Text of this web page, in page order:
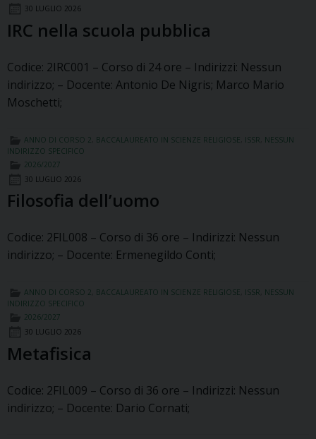
30 LUGLIO 2026
IRC nella scuola pubblica
Codice: 2IRC001 – Corso di 24 ore – Indirizzi: Nessun
indirizzo; – Docente: Antonio De Nigris; Marco Mario
Moschetti;
ANNO DI CORSO 2 BACCALAUREATO IN SCIENZE RELIGIOSE ISSR NESSUN
INDIRIZZO SPECIFICO
2026/2027
30 LUGLIO 2026
Filosofia dell’uomo
Codice: 2FIL008 – Corso di 36 ore – Indirizzi: Nessun
indirizzo; – Docente: Ermenegildo Conti;
ANNO DI CORSO 2 BACCALAUREATO IN SCIENZE RELIGIOSE ISSR NESSUN
INDIRIZZO SPECIFICO
2026/2027
30 LUGLIO 2026
Metafisica
Codice: 2FIL009 – Corso di 36 ore – Indirizzi: Nessun
indirizzo; – Docente: Dario Cornati;